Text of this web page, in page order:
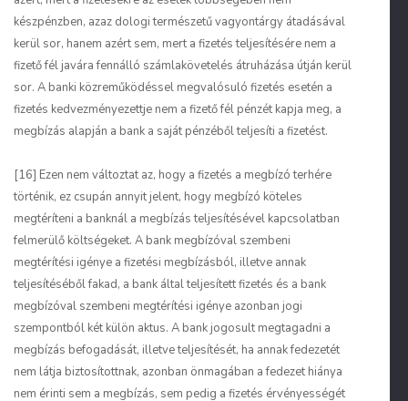
készpénzben, azaz dologi természetű vagyontárgy átadásával
kerül sor, hanem azért sem, mert a fizetés teljesítésére nem a
fizető fél javára fennálló számlakövetelés átruházása útján kerül
sor. A banki közreműködéssel megvalósuló fizetés esetén a
fizetés kedvezményezettje nem a fizető fél pénzét kapja meg, a
megbízás alapján a bank a saját pénzéből teljesíti a fizetést.
[16] Ezen nem változtat az, hogy a fizetés a megbízó terhére
történik, ez csupán annyit jelent, hogy megbízó köteles
megtéríteni a banknál a megbízás teljesítésével kapcsolatban
felmerülő költségeket. A bank megbízóval szembeni
megtérítési igénye a fizetési megbízásból, illetve annak
teljesítéséből fakad, a bank által teljesített fizetés és a bank
megbízóval szembeni megtérítési igénye azonban jogi
szempontból két külön aktus. A bank jogosult megtagadni a
megbízás befogadását, illetve teljesítését, ha annak fedezetét
nem látja biztosítottnak, azonban önmagában a fedezet hiánya
nem érinti sem a megbízás, sem pedig a fizetés érvényességét